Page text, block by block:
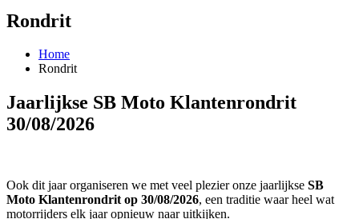
Rondrit
Home
Rondrit
Jaarlijkse SB Moto Klantenrondrit
30/08/2026
Ook dit jaar organiseren we met veel plezier onze jaarlijkse SB
Moto Klantenrondrit op 30/08/2026, een traditie waar heel wat
motorrijders elk jaar opnieuw naar uitkijken.